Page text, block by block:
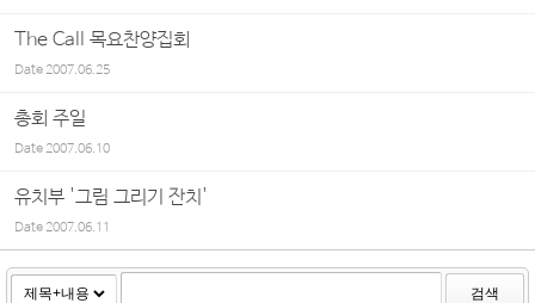
The Call 목요찬양집회
Date2007.06.25
총회 주일
Date2007.06.10
유치부 '그림 그리기 잔치'
Date2007.06.11
검색